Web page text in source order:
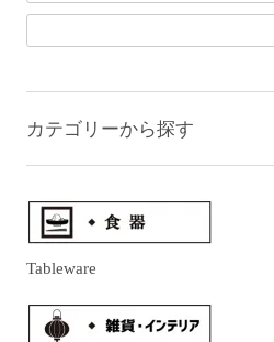
カテゴリーから探す
Tableware